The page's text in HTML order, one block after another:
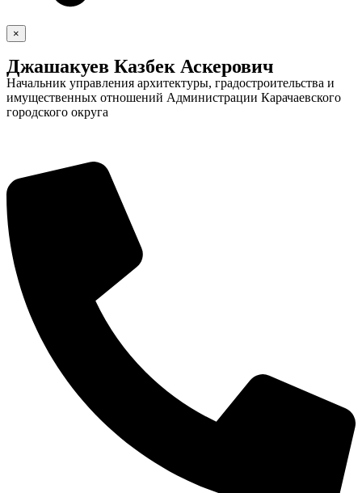
×
Джашакуев Казбек Аскерович
Начальник управления архитектуры, градостроительства и
имущественных отношений Администрации Карачаевского
городского округа